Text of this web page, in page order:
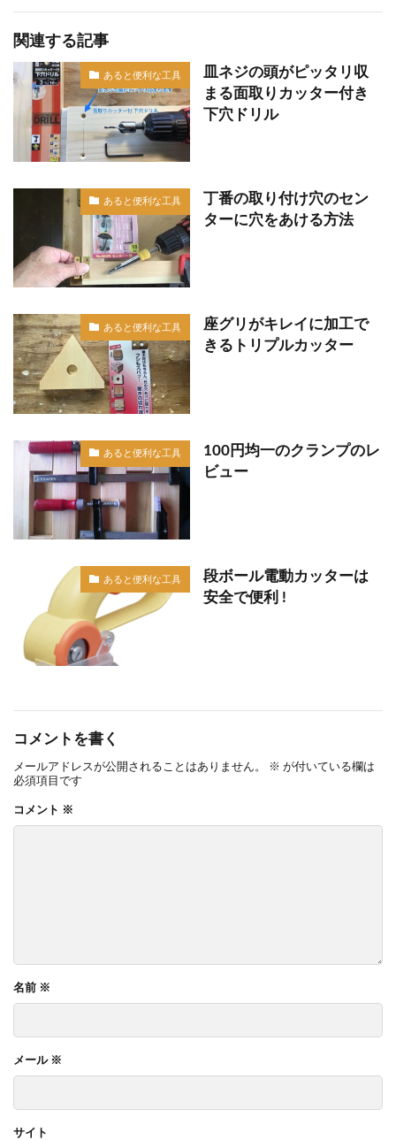
関連する記事
あると便利な工具
皿ネジの頭がピッタリ収
まる面取りカッター付き
下穴ドリル
あると便利な工具
丁番の取り付け穴のセン
ターに穴をあける方法
あると便利な工具
座グリがキレイに加工で
きるトリプルカッター
あると便利な工具
100円均一のクランプのレ
ビュー
あると便利な工具
段ボール電動カッターは
安全で便利 !
コメントを書く
メールアドレスが公開されることはありません。 ※ が付いている欄は
必須項目です
コメント ※
名前 ※
メール ※
サイト